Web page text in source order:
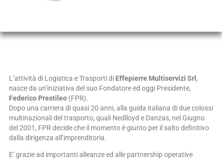
L’attività di Logistica e Trasporti di Effepierre Multiservizi Srl ,
nasce da un’iniziativa del suo Fondatore ed oggi Presidente,
Federico Prestileo (FPR).
Dopo una carriera di quasi 20 anni, alla guida italiana di due colossi
multinazionali del trasporto, quali Nedlloyd e Danzas, nel Giugno
del 2001, FPR decide che il momento è giunto per il salto definitivo
dalla dirigenza all’imprenditoria.
E’ grazie ad importanti alleanze ed alle partnership operative